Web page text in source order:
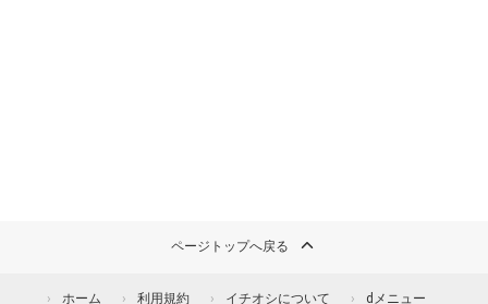
ページトップへ戻る
ホーム 利用規約 イチオシについて dメニュー